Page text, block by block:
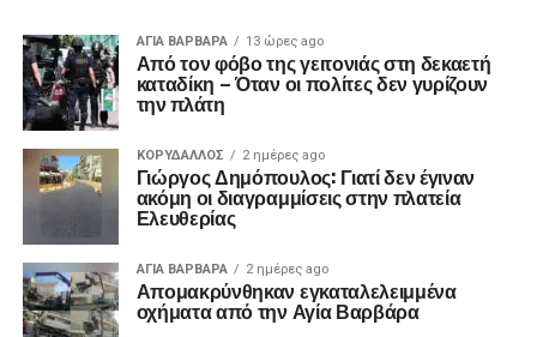
ΑΓΙΑ ΒΑΡΒΑΡΑ 13 ώρες ago
Από τον φόβο της γειτονιάς στη δεκαετή
καταδίκη – Όταν οι πολίτες δεν γυρίζουν
την πλάτη
ΚΟΡΥΔΑΛΛΟΣ 2 ημέρες ago
Γιώργος Δημόπουλος: Γιατί δεν έγιναν
ακόμη οι διαγραμμίσεις στην πλατεία
Ελευθερίας
ΑΓΙΑ ΒΑΡΒΑΡΑ 2 ημέρες ago
Απομακρύνθηκαν εγκαταλελειμμένα
οχήματα από την Αγία Βαρβάρα